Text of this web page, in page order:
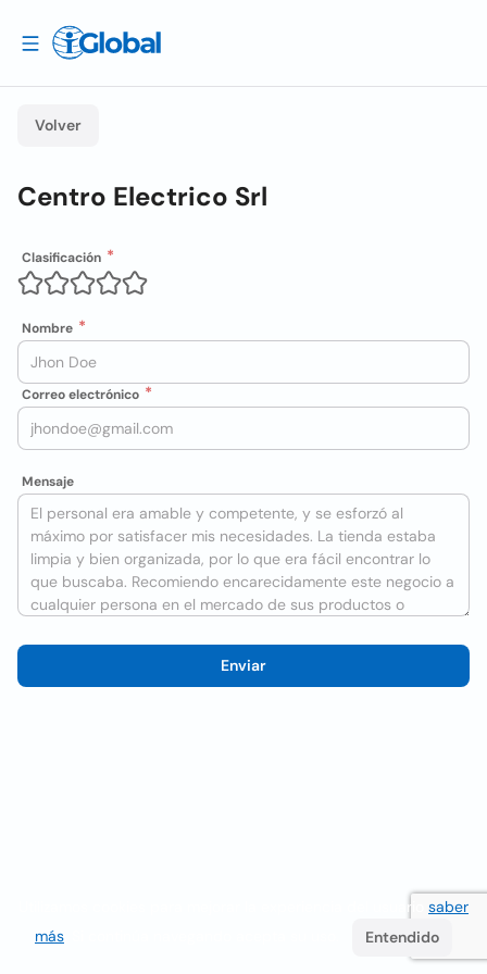
Volver
Centro Electrico Srl
Clasificación
Nombre
Correo electrónico
Mensaje
Enviar
Utilizamos cookies para mejorar la experiencia del usuario saber
más
Entendido